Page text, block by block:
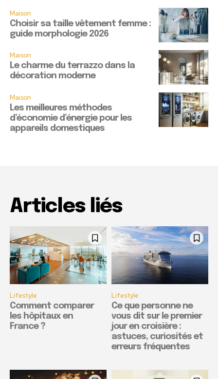
Maison
Choisir sa taille vêtement femme :
guide morphologie 2026
Maison
Le charme du terrazzo dans la
décoration moderne
Maison
Les meilleures méthodes
d’économie d’énergie pour les
appareils domestiques
Articles liés
Lifestyle
Comment comparer
les hôpitaux en
France ?
Lifestyle
Ce que personne ne
vous dit sur le premier
jour en croisière :
astuces, curiosités et
erreurs fréquentes